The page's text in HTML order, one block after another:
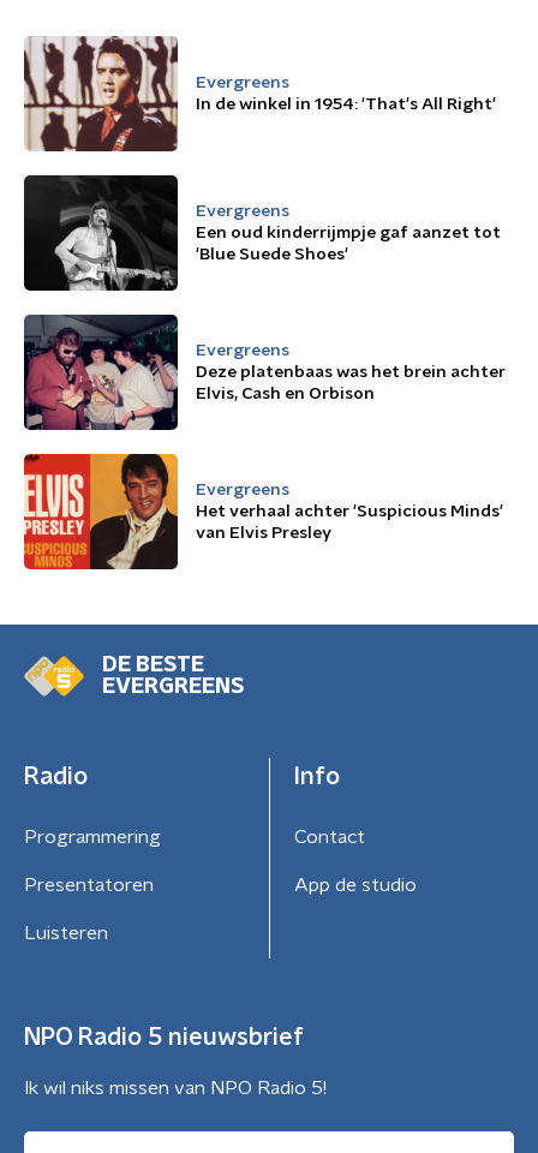
Evergreens
In de winkel in 1954: 'That's All Right'
Evergreens
Een oud kinderrijmpje gaf aanzet tot
'Blue Suede Shoes'
Evergreens
Deze platenbaas was het brein achter
Elvis, Cash en Orbison
Evergreens
Het verhaal achter 'Suspicious Minds'
van Elvis Presley
DE BESTE
EVERGREENS
Radio
Programmering
Presentatoren
Luisteren
Info
Contact
App de studio
NPO Radio 5 nieuwsbrief
Ik wil niks missen van NPO Radio 5!